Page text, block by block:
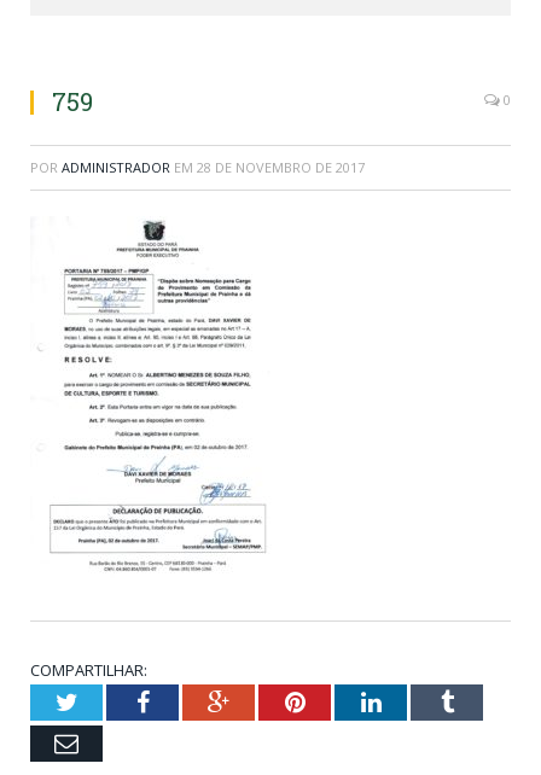
759 0
POR ADMINISTRADOR EM 28 DE NOVEMBRO DE 2017
COMPARTILHAR:
TwitterFacebookGoogle+PinterestLinkedInTumblr
Email